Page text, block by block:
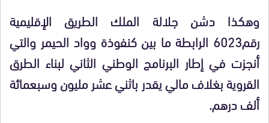
وهكذا دشن جلالة الملك الطريق الإقليمية
رقم6023 الرابطة ما بين كنفوذة وواد الحيمر والتي
أنجزت في إطار البرنامج الوطني الثاني لبناء الطرق
القروية بغلاف مالي يقدر باثني عشر مليون وسبعمائة
ألف درهم.